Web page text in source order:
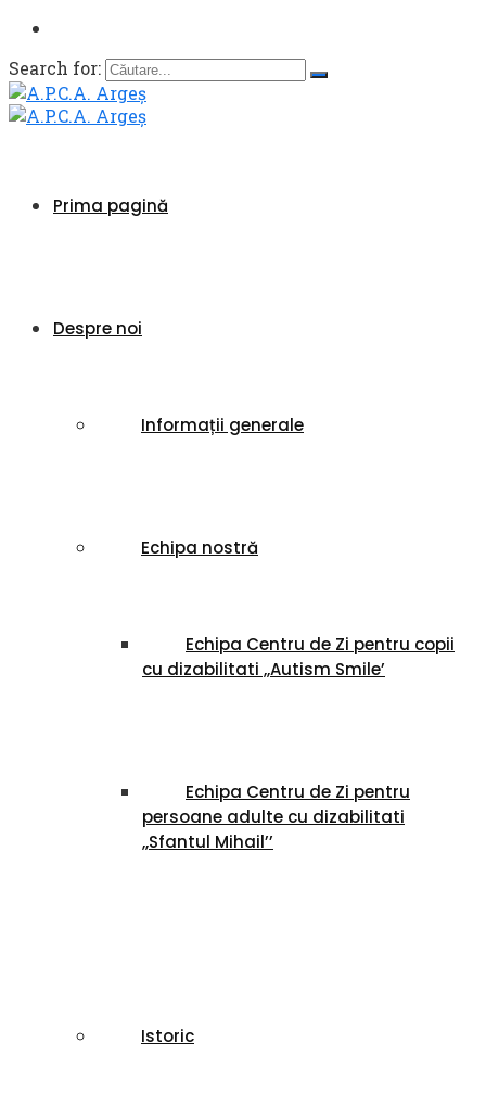
Search for:
Prima pagină
Despre noi
Informații generale
Echipa nostră
Echipa Centru de Zi pentru copii
cu dizabilitati ,,Autism Smile’
Echipa Centru de Zi pentru
persoane adulte cu dizabilitati
,,Sfantul Mihail’’
Istoric